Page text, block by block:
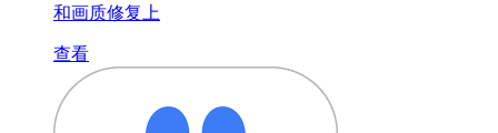
和画质修复上
查看